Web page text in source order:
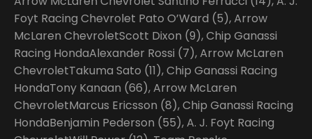
Foyt Racing Chevrolet Pato O’Ward (5), Arrow
McLaren ChevroletScott Dixon (9), Chip Ganassi
Racing HondaAlexander Rossi (7), Arrow McLaren
ChevroletTakuma Sato (11), Chip Ganassi Racing
HondaTony Kanaan (66), Arrow McLaren
ChevroletMarcus Ericsson (8), Chip Ganassi Racing
HondaBenjamin Pederson (55), A. J. Foyt Racing